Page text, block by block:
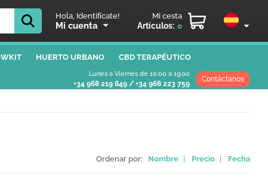
Hola, Identifícate!
Mi cuenta
Mi cesta
Artículos: 0
HUERTO URBANO CBD TERAPÉUTICO
Lunes a Viernes de 10:00 a 19:00
+34 968 219 849 / +34 968 223 759
Contáctanos
Ordenar por: Nombre Precio Fecha